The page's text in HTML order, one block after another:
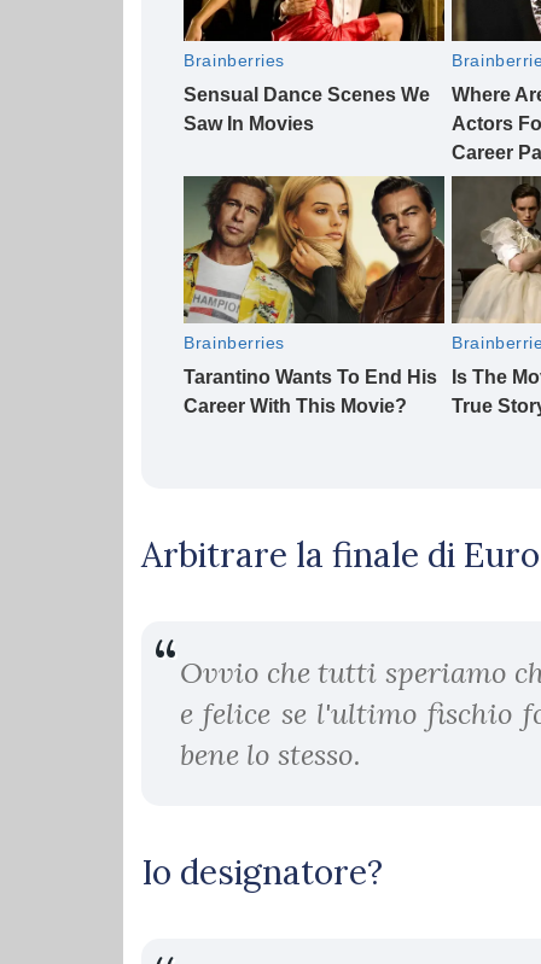
Arbitrare la finale di
Ovvio che tutti speriamo
e felice se l'ultimo fischio
bene lo stesso.
Io designatore?